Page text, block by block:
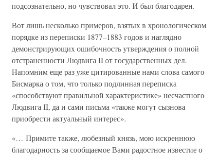
подсознательно, но чувствовал это. И был благодарен.
Вот лишь несколько примеров, взятых в хронологическом
порядке из переписки 1877–1883 годов и наглядно
демонстрирующих ошибочность утверждения о полной
отстраненности Людвига II от государственных дел.
Напомним еще раз уже цитированные нами слова самого
Бисмарка о том, что только подлинная переписка
«способствуют правильной характеристике» несчастного
Людвига II, да и сами письма «также могут сызнова
приобрести актуальный интерес».
«… Примите также, любезный князь, мою искреннюю
благодарность за сообщаемое Вами радостное известие о